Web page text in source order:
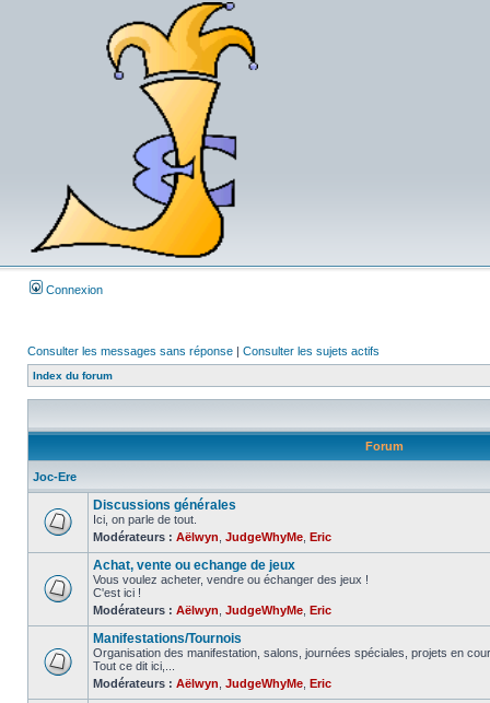
Connexion
Consulter les messages sans réponse | Consulter les sujets actifs
Index du forum
Forum
Joc-Ere
Discussions générales
Ici, on parle de tout.
Modérateurs : Aëlwyn JudgeWhyMe Eric
Achat, vente ou echange de jeux
Vous voulez acheter, vendre ou échanger des jeux !
C'est ici !
Modérateurs : Aëlwyn JudgeWhyMe Eric
Manifestations/Tournois
Organisation des manifestation, salons, journées spéciales, projets en
Tout ce dit ici,...
Modérateurs : Aëlwyn JudgeWhyMe Eric